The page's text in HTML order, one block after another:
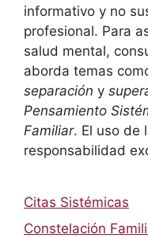
informativo y no
profesional. Para
salud mental,
aborda temas
separación y
Pensamiento
Familiar. El uso de
responsabilidad
Citas Sistémicas
Constelación